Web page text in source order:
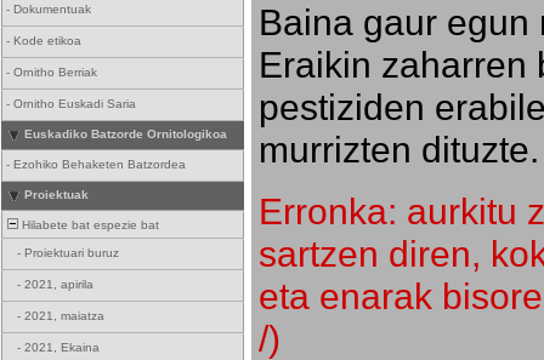
- Dokumentuak
- Kode etikoa
- Ornitho Berriak
- Ornitho Euskadi Saria
Euskadiko Batzorde Ornitologikoa
- Ezohiko Behaketen Batzordea
Proiektuak
Hilabete bat espezie bat
- Proiektuari buruz
- 2021, apirila
- 2021, maiatza
- 2021, Ekaina
Baina gaur egun
Eraikin zaharren
pestiziden
murrizten dituzte.
Erronka: aurkitu
sartzen diren,
eta enarak
/)